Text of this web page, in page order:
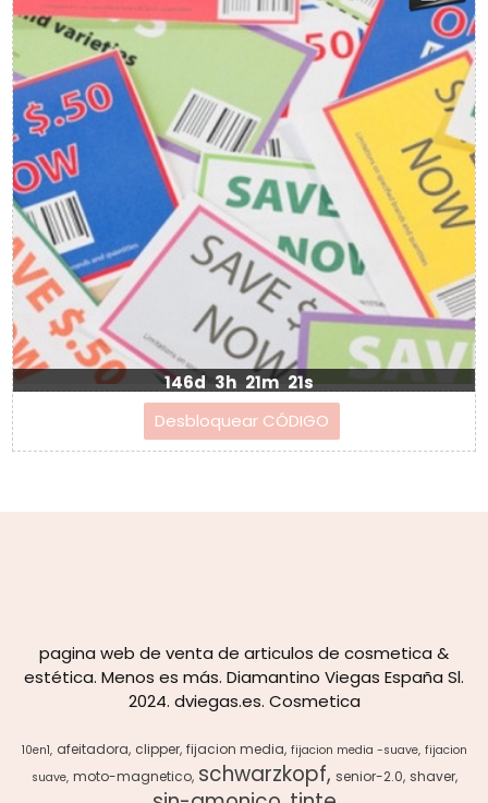
146d 3h 21m 19s
pagina web de venta de articulos de cosmetica &
estética. Menos es más. Diamantino Viegas España Sl.
2024. dviegas.es. Cosmetica
10en1 afeitadora clipper fijacion media fijacion media -suave fijacion
suave moto-magnetico schwarzkopf senior-2.0 shaver